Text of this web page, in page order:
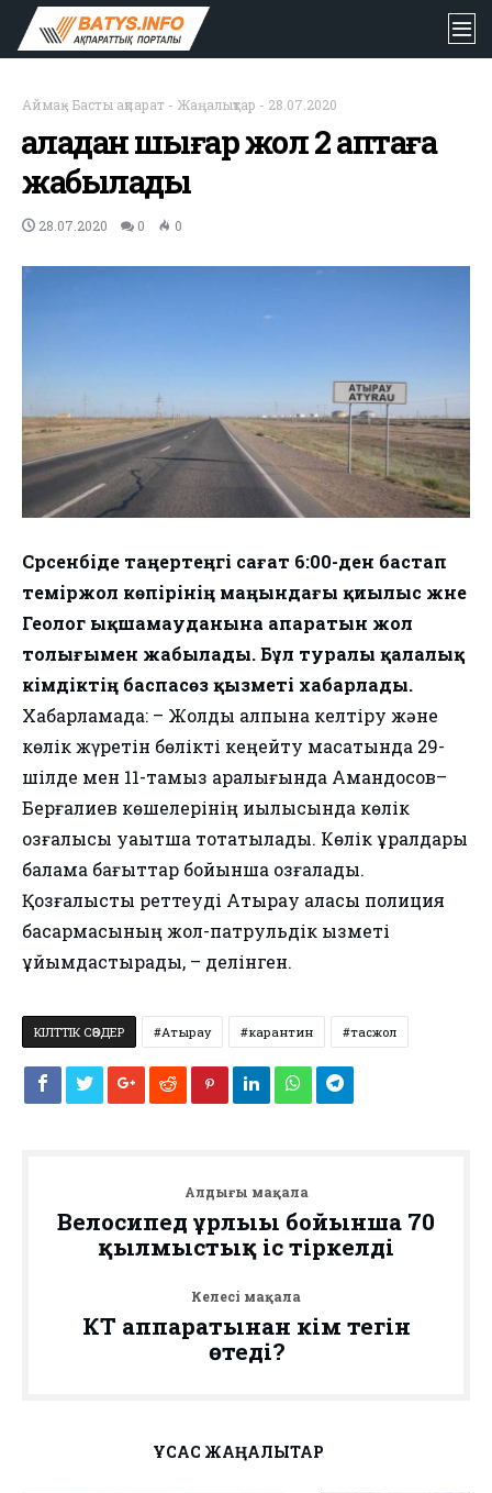
Аймақ- Басты ақпарат - Жаңалықтар - 28.07.2020
Қаладан шығар жол 2 аптаға
жабылады
28.07.2020 0 0
Сәрсенбіде таңертеңгі сағат 6:00-ден бастап
теміржол көпірінің маңындағы қиылыс және
Геолог ықшамауданына апаратын жол
толығымен жабылады. Бұл туралы қалалық
әкімдіктің баспасөз қызметі хабарлады.
Хабарламада: – Жолды қалпына келтіру және
көлік жүретін бөлікті кеңейту мақсатында 29-
шілде мен 11-тамыз аралығында Амандосов–
Берғалиев көшелерінің қиылысында көлік
қозғалысы уақытша тоқтатылады. Көлік құралдары
балама бағыттар бойынша қозғалады.
Қозғалысты реттеуді Атырау қаласы полиция
басқармасының жол-патрульдік қызметі
ұйымдастырады, – делінген.
КІЛТТІК СӨЗДЕР Атырау карантин тасжол
Алдыңғы мақала
Велосипед ұрлығы бойынша 70
қылмыстық іс тіркелді
Келесі мақала
КТ аппаратынан кім тегін
өтеді?
ҰҚСАС ЖАҢАЛЫҚТАР